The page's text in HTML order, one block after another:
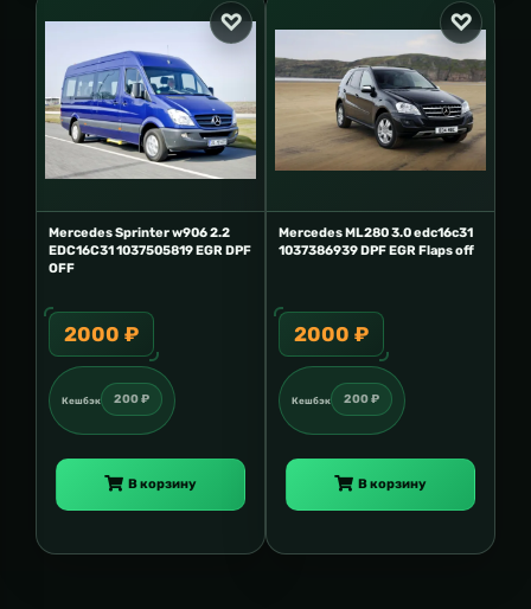
Mercedes Sprinter w906 2.2
EDC16C31 1037505819 EGR DPF
OFF
2000 ₽
Кешбэк 200 ₽
В корзину
Mercedes ML280 3.0 edc16c31
1037386939 DPF EGR Flaps off
2000 ₽
Кешбэк 200 ₽
В корзину